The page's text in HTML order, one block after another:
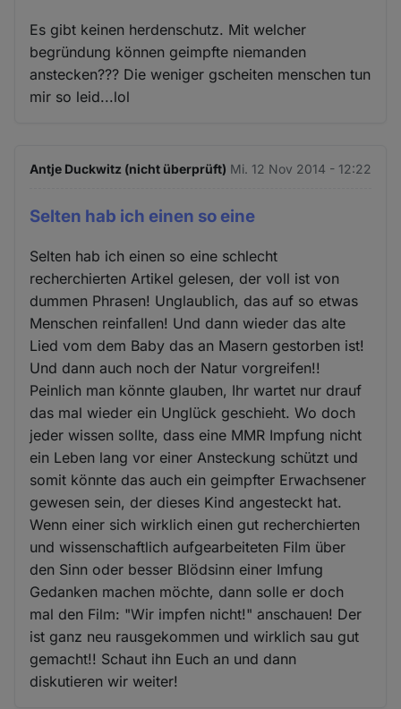
Es gibt keinen herdenschutz. Mit welcher
begründung können geimpfte niemanden
anstecken??? Die weniger gscheiten menschen tun
mir so leid...lol
Antje Duckwitz (nicht überprüft) Mi. 12 Nov 2014 - 12:22
Selten hab ich einen so eine
Selten hab ich einen so eine schlecht
recherchierten Artikel gelesen, der voll ist von
dummen Phrasen! Unglaublich, das auf so etwas
Menschen reinfallen! Und dann wieder das alte
Lied vom dem Baby das an Masern gestorben ist!
Und dann auch noch der Natur vorgreifen!!
Peinlich man könnte glauben, Ihr wartet nur drauf
das mal wieder ein Unglück geschieht. Wo doch
jeder wissen sollte, dass eine MMR Impfung nicht
ein Leben lang vor einer Ansteckung schützt und
somit könnte das auch ein geimpfter Erwachsener
gewesen sein, der dieses Kind angesteckt hat.
Wenn einer sich wirklich einen gut recherchierten
und wissenschaftlich aufgearbeiteten Film über
den Sinn oder besser Blödsinn einer Imfung
Gedanken machen möchte, dann solle er doch
mal den Film: "Wir impfen nicht!" anschauen! Der
ist ganz neu rausgekommen und wirklich sau gut
gemacht!! Schaut ihn Euch an und dann
diskutieren wir weiter!